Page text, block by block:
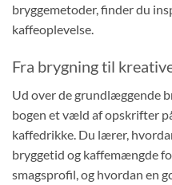
bryggemetoder, finder du
kaffeoplevelse.
Fra brygning til
Ud over de grundlæggende
bogen et væld af opskrifter
kaffedrikke. Du lærer,
bryggetid og kaffemængde
smagsprofil, og hvordan en